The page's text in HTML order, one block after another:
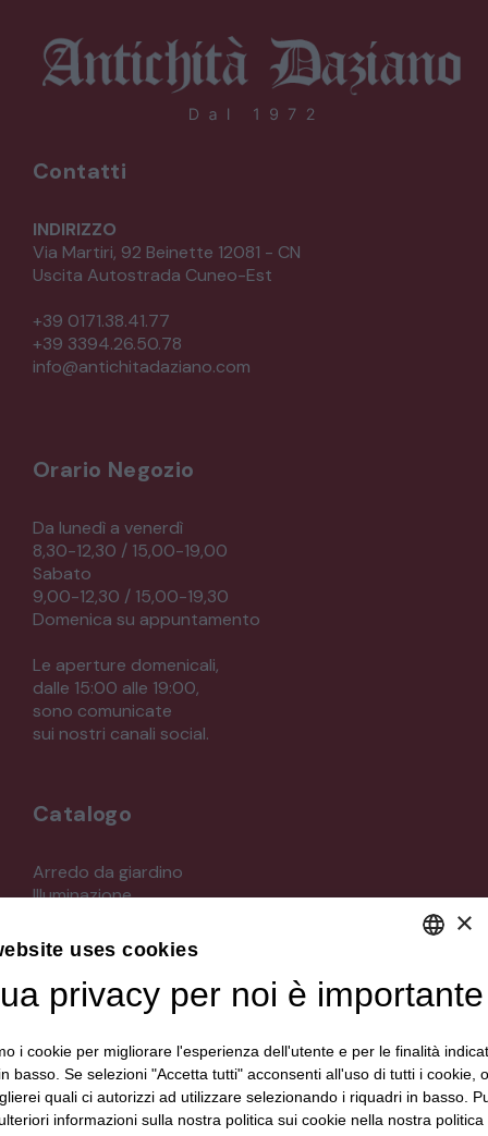
Contatti
INDIRIZZO
Via Martiri, 92 Beinette 12081 - CN
Uscita Autostrada Cuneo-Est
+39 0171.38.41.77
+39 3394.26.50.78
info@antichitadaziano.com
Orario Negozio
Da lunedì a venerdì
8,30-12,30 / 15,00-19,00
Sabato
9,00-12,30 / 15,00-19,30
Domenica su appuntamento
Le aperture domenicali,
dalle 15:00 alle 19:00,
sono comunicate
sui nostri canali social.
Catalogo
Arredo da giardino
Illuminazione
Mobili
Oggettistica
Orologeria
Quadri stampe
Strumenti musicali e accessori
Tappeti e tessuti
Veicoli d'epoca
DEFAULT LANGUAGE
ITALIAN
×
uses cookies
privacy per noi è importante
i cookie per migliorare l'esperienza dell'utente e per le finalità
basso. Se selezioni "Accetta tutti" acconsenti all'uso di tutti i cookie,
quali ci autorizzi ad utilizzare selezionando i riquadri in basso.
informazioni sulla nostra politica sui cookie nella nostra politica